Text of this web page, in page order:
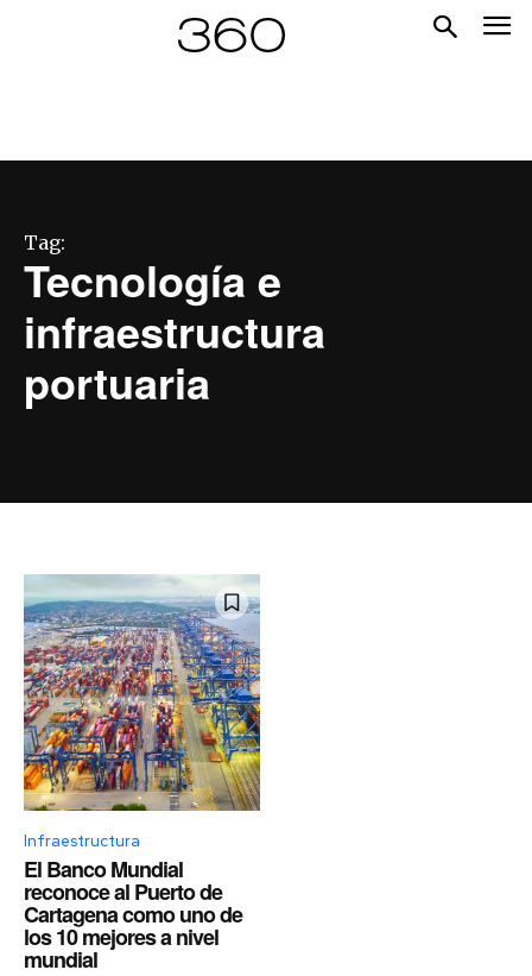
Tag:
Tecnología e
infraestructura
portuaria
Infraestructura
El Banco Mundial
reconoce al Puerto de
Cartagena como uno de
los 10 mejores a nivel
mundial